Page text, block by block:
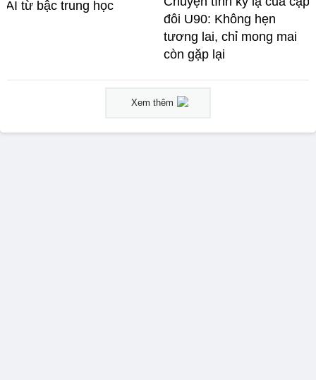
AI từ bậc trung học
đôi U90: Không hẹn
tương lai, chỉ mong mai
còn gặp lại
Xem thêm